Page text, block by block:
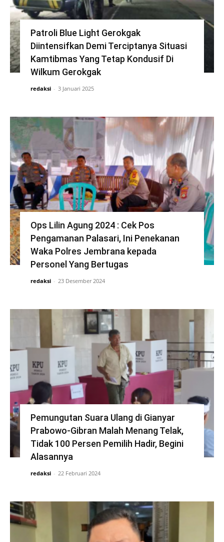
Patroli Blue Light Gerokgak
Diintensifkan Demi Terciptanya Situasi
Kamtibmas Yang Tetap Kondusif Di
Wilkum Gerokgak
redaksi - 3 Januari 2025
Ops Lilin Agung 2024 : Cek Pos
Pengamanan Palasari, Ini Penekanan
Waka Polres Jembrana kepada
Personel Yang Bertugas
redaksi - 23 Desember 2024
Pemungutan Suara Ulang di Gianyar
Prabowo-Gibran Malah Menang Telak,
Tidak 100 Persen Pemilih Hadir, Begini
Alasannya
redaksi - 22 Februari 2024